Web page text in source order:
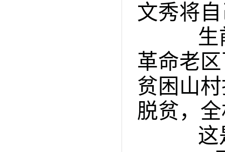
文秀将
生前
革命老
贫困山
脱贫，
这是